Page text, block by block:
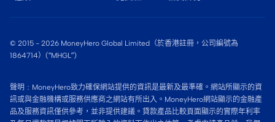
© 2015 - 2026 MoneyHero Global Limited（於香港註冊，公司編號為
1864714）(“MHGL”)
聲明﹕MoneyHero致力確保網站提供的資訊是最新及最準確。網站所顯示的資
訊或與金融機構或服務供應商之網站有所出入。MoneyHero網站顯示的金融產
品及服務資訊僅供參考，並非提供建議。貸款產品比較頁面顯示的實際年利率